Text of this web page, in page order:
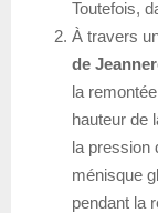
Toutefois,
À travers
de
la
hauteur de
la pression
ménisque
pendant la